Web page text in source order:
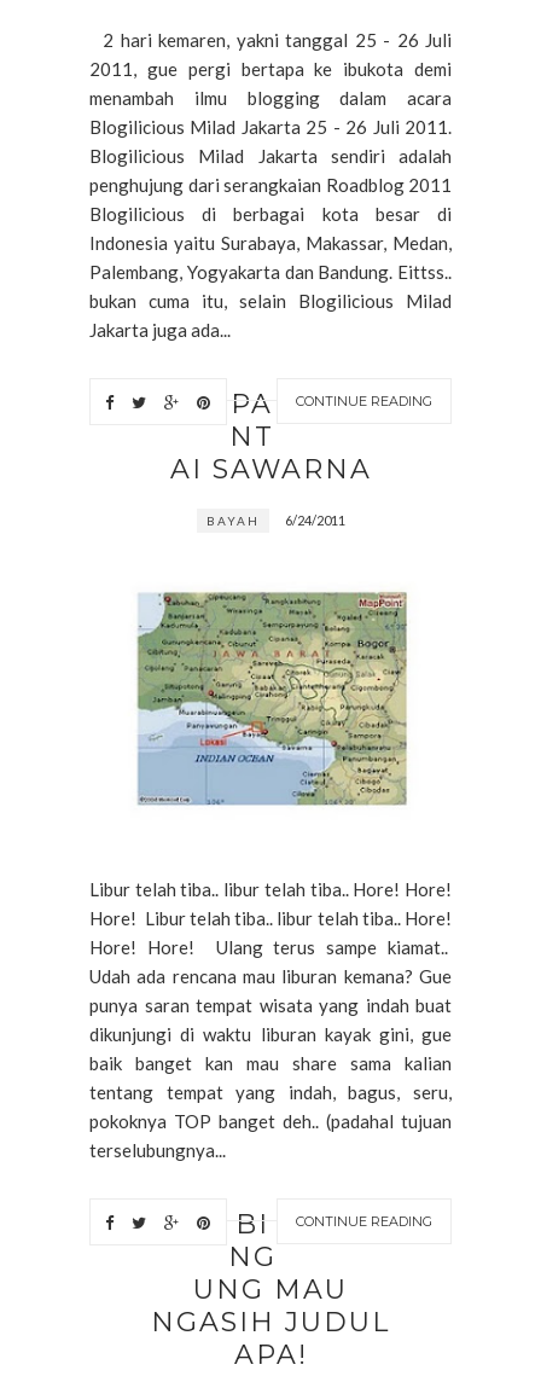
2 hari kemaren, yakni tanggal 25 - 26 Juli
2011, gue pergi bertapa ke ibukota demi
menambah ilmu blogging dalam acara
Blogilicious Milad Jakarta 25 - 26 Juli 2011.
Blogilicious Milad Jakarta sendiri adalah
penghujung dari serangkaian Roadblog 2011
Blogilicious di berbagai kota besar di
Indonesia yaitu Surabaya, Makassar, Medan,
Palembang, Yogyakarta dan Bandung. Eittss..
bukan cuma itu, selain Blogilicious Milad
Jakarta juga ada...
CONTINUE READING
PA
NT
AI SAWARNA
BAYAH 6/24/2011
Libur telah tiba.. libur telah tiba.. Hore! Hore!
Hore! Libur telah tiba.. libur telah tiba.. Hore!
Hore! Hore! Ulang terus sampe kiamat..
Udah ada rencana mau liburan kemana? Gue
punya saran tempat wisata yang indah buat
dikunjungi di waktu liburan kayak gini, gue
baik banget kan mau share sama kalian
tentang tempat yang indah, bagus, seru,
pokoknya TOP banget deh.. (padahal tujuan
terselubungnya...
CONTINUE READING
BI
NG
UNG MAU
NGASIH JUDUL
APA!